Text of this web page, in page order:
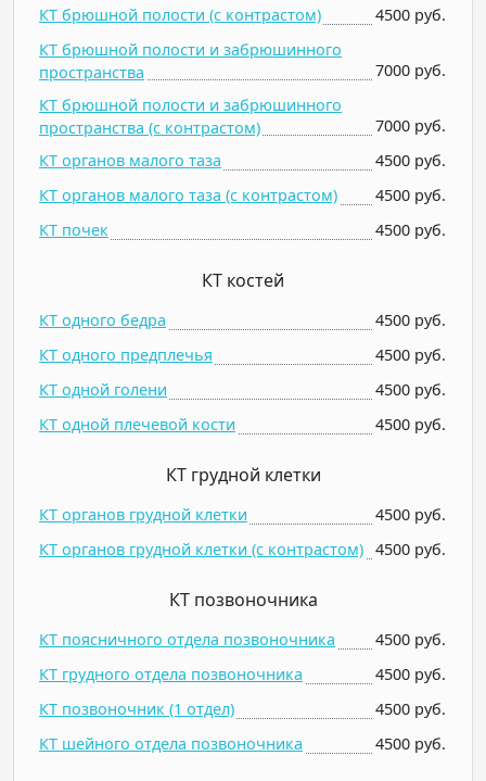
КТ брюшной полости (c контрастом)
4500 руб.
КТ брюшной полости и забрюшинного
пространства
7000 руб.
КТ брюшной полости и забрюшинного
пространства (c контрастом)
7000 руб.
КТ органов малого таза
4500 руб.
КТ органов малого таза (c контрастом)
4500 руб.
КТ почек
4500 руб.
КТ костей
КТ одного бедра
4500 руб.
КТ одного предплечья
4500 руб.
КТ одной голени
4500 руб.
КТ одной плечевой кости
4500 руб.
КТ грудной клетки
КТ органов грудной клетки
4500 руб.
КТ органов грудной клетки (c контрастом) 4500 руб.
КТ позвоночника
КТ поясничного отдела позвоночника
4500 руб.
КТ грудного отдела позвоночника
4500 руб.
КТ позвоночник (1 отдел)
4500 руб.
КТ шейного отдела позвоночника
4500 руб.